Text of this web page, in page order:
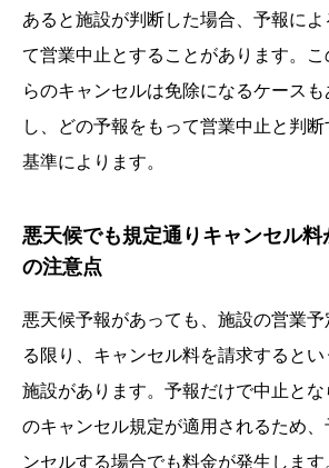
あると施設が判断した場合、予報に
て営業中止とすることがあります。
らのキャンセルは免除になるケース
し、どの予報をもって営業中止と判
基準によります。
悪天候でも規定通りキャンセル
の注意点
悪天候予報があっても、施設の営業
る限り、キャンセル料を請求すると
施設があります。予報だけで中止と
のキャンセル規定が適用されるため
ンセルする場合でも料金が発生します